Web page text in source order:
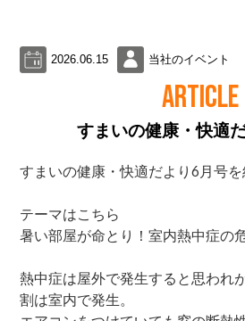
2026.06.15 当社のイベント
ARTICLE
すまいの健康・快適